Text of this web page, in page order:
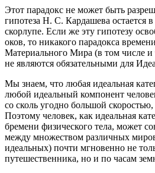
Этот парадокс не может быть
гипотеза Н. С. Кардашева остается
скорлупе. Если же эту гипотезу
оков, то никакого парадокса
Материального Мира (в том числе и
не являются обязательными для
Мы знаем, что любая идеальная
любой идеальный компонент
со сколь угодно большой
Поэтому человек, как идеальная
бремени физического тела, может
между множеством различных
идеальных) почти мгновенно не
путешественника, но и по часам